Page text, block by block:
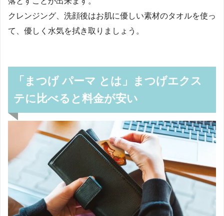
クレンジング、洗顔後はお肌に優しい素材のタオルを使っ
て、優しく水気を拭き取りましょう。
「まつげ パーマ とは」まつげエクス
テに比べると料金が安い